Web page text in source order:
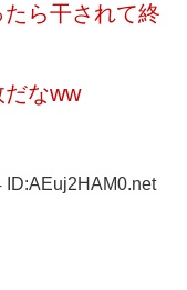
ら干されて終
なww
ID:AEuj2HAM0.net